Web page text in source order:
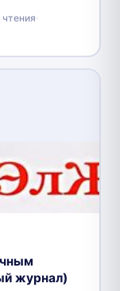
·
журнал)